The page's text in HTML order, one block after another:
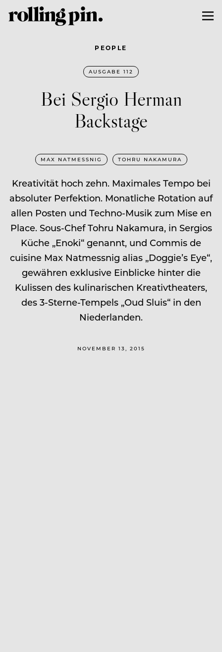
PEOPLE
AUSGABE 112
Bei Sergio Herman
Backstage
MAX NATMESSNIG TOHRU NAKAMURA
Kreativität hoch zehn. Maximales Tempo bei
absoluter Perfektion. Monatliche Rotation auf
allen Posten und Techno-Musik zum Mise en
Place. Sous-Chef Tohru Nakamura, in Sergios
Küche „Enoki“ genannt, und Commis de
cuisine Max Natmessnig alias „Doggie’s Eye“,
gewähren exklusive Einblicke hinter die
Kulissen des kulinarischen Kreativtheaters,
des 3-Sterne-Tempels „Oud Sluis“ in den
Niederlanden.
NOVEMBER 13, 2015